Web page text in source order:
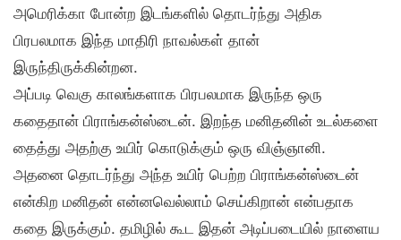
அமெரிக்கா போன்ற இடங்களில் தொடர்ந்து அதிக
பிரபலமாக இந்த மாதிரி நாவல்கள் தான்
இருந்திருக்கின்றன.
அப்படி வெகு காலங்களாக பிரபலமாக இருந்த ஒரு
கதைதான் பிராங்கன்ஸ்டைன். இறந்த மனிதனின் உடல்களை
தைத்து அதற்கு உயிர் கொடுக்கும் ஒரு விஞ்ஞானி.
அதனை தொடர்ந்து அந்த உயிர் பெற்ற பிராங்கன்ஸ்டைன்
என்கிற மனிதன் என்னவெல்லாம் செய்கிறான் என்பதாக
கதை இருக்கும். தமிழில் கூட இதன் அடிப்படையில் நாளைய